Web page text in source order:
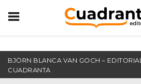
BJÖRN BLANCA VAN GOCH – EDITORIAL
CUADRANTA